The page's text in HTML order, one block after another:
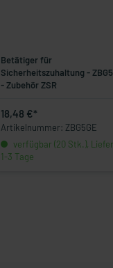
Betätiger für
Sicherheitszuhaltung -
- Zubehör ZSR
18,48 €*
Artikelnummer: ZBG5GE
verfügbar (20 Stk.),
1-3 Tage